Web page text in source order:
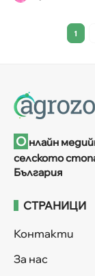
1
О нлайн
селското
България
СТРАНИЦИ
Контакти
За нас